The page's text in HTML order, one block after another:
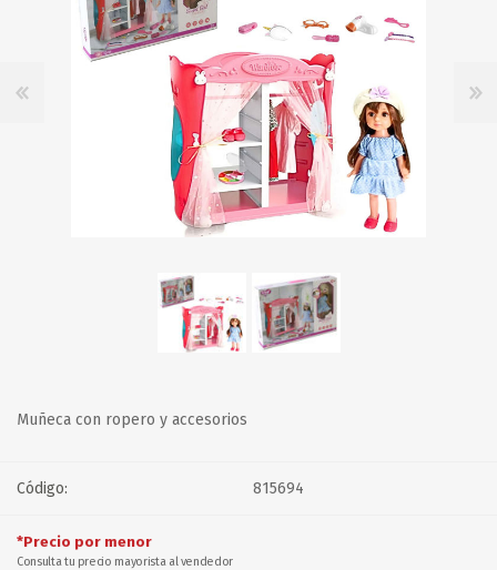
Muñeca con ropero y accesorios
Código: 815694
*Precio por menor
Consulta tu precio mayorista al vendedor